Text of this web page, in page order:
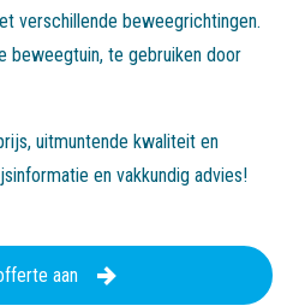
verschillende beweegrichtingen.
beweegtuin, te gebruiken door
uitmuntende kwaliteit en
en vakkundig advies!
aan